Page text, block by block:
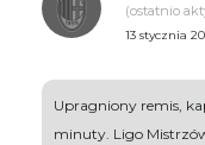
(ostatnio
13 stycznia
Upragniony remis,
minuty. Ligo